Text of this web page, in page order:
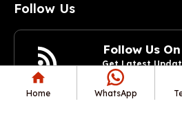
Follow Us
Follow Us
Get Latest
Join
Home WhatsApp